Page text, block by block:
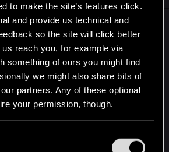
to make the site’s features click.
and provide us technical and
so the site will click better
us reach you, for example via
something of ours you might find
we might also share bits of
partners. Any of these optional
your permission, though.
regarding them in the
Ведь
фокус на пустых ножнах, и
обронённый Весемиром
его на место. Как дань
другу, учителю и соратнику.
момент. И не исправить